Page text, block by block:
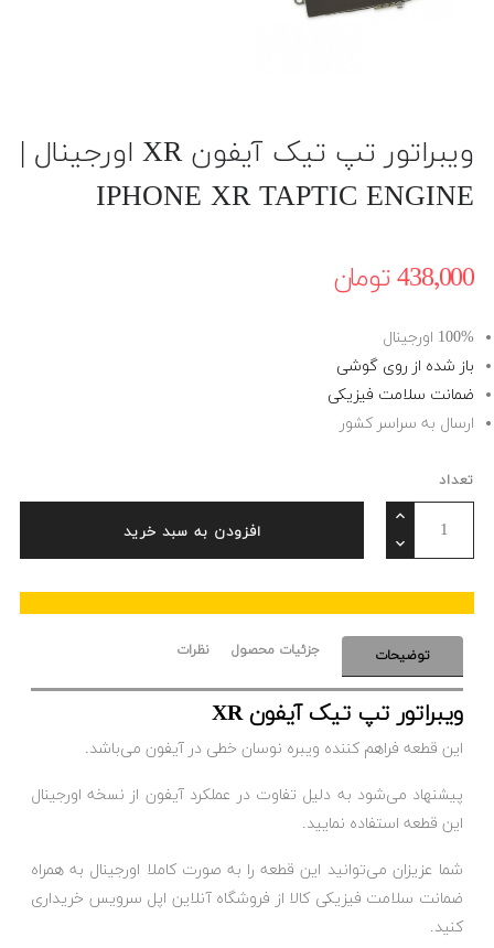
ویبراتور تپ تیک آیفون XR اورجینال |
IPHONE XR TAPTIC ENGINE
438٬000 ‎تومان
100% اورجینال
باز شده از روی گوشی
ضمانت سلامت فیزیکی
ارسال به سراسر کشور
تعداد
افزودن به سبد خرید
توضیحات جزئیات محصول نظرات
ویبراتور تپ تیک آیفون XR
این قطعه فراهم کننده ویبره نوسان خطی در آیفون می‌باشد.
پیشنهاد می‌شود به دلیل تفاوت در عملکرد آیفون از نسخه اورجینال
این قطعه استفاده نمایید.
شما عزیزان می‌توانید این قطعه را به صورت کاملا اورجینال به همراه
ضمانت سلامت فیزیکی کالا از فروشگاه آنلاین اپل سرویس خریداری
کنید.